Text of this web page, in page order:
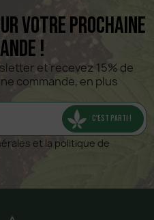
votre prochaine
!
et recevez 15% de
commande, en plus
C'EST PARTI !
et la politique de